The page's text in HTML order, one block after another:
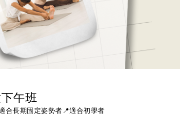
午班
合長期固定姿勢者📍適合初學者